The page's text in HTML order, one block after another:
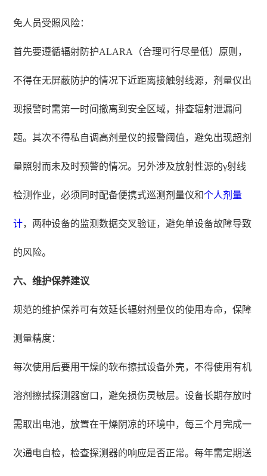
免人员受照风险：
首先要遵循辐射防护ALARA（合理可行尽量低）原则，
不得在无屏蔽防护的情况下近距离接触射线源，剂量仪出
现报警时需第一时间撤离到安全区域，排查辐射泄漏问
题。其次不得私自调高剂量仪的报警阈值，避免出现超剂
量照射而未及时预警的情况。另外涉及放射性源的γ射线
检测作业，必须同时配备便携式巡测剂量仪和个人剂量
计，两种设备的监测数据交叉验证，避免单设备故障导致
的风险。
六、维护保养建议
规范的维护保养可有效延长辐射剂量仪的使用寿命，保障
测量精度：
每次使用后要用干燥的软布擦拭设备外壳，不得使用有机
溶剂擦拭探测器窗口，避免损伤灵敏层。设备长期存放时
需取出电池，放置在干燥阴凉的环境中，每三个月完成一
次通电自检，检查探测器的响应是否正常。每年需定期送